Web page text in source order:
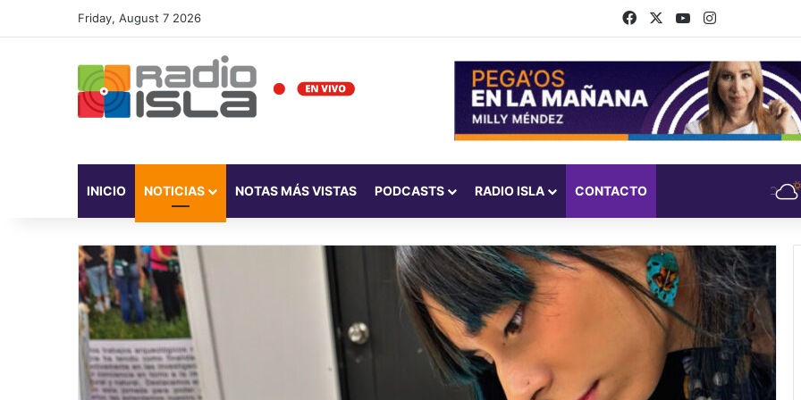
Friday, August 7 2026 FacebookYouTubeInstagram
INICIO NOTICIAS NOTAS MÁS VISTAS PODCASTS RADIO ISLA CONTACTO